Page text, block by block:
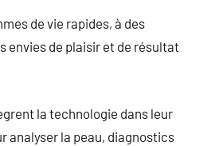
de vie rapides, à des
envies de plaisir et de résultat
la technologie dans leur
analyser la peau, diagnostics